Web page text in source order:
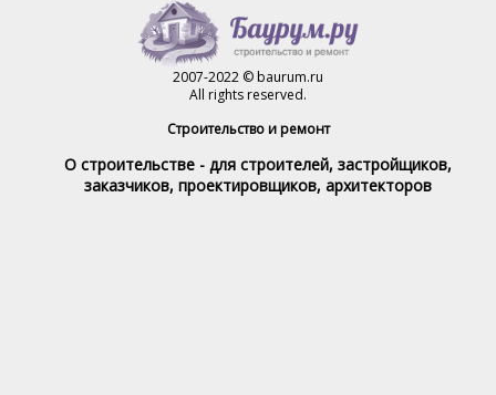
2007-2022 © baurum.ru
All rights reserved.
Строительство и ремонт
О строительстве - для строителей, застройщиков,
заказчиков, проектировщиков, архитекторов